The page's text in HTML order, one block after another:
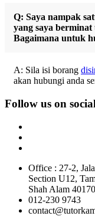
Q: Saya nampak
yang saya
Bagaimana untuk
A: Sila isi borang
akan hubungi anda
Follow us on
Office : 27-2,
Section U12,
Shah Alam
012-230 9743